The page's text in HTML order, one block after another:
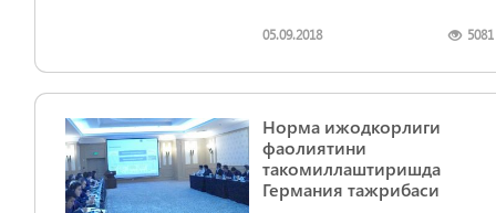
05.09.2018 5081
Норма ижодкорлиги
фаолиятини
такомиллаштиришда
Германия тажрибаси